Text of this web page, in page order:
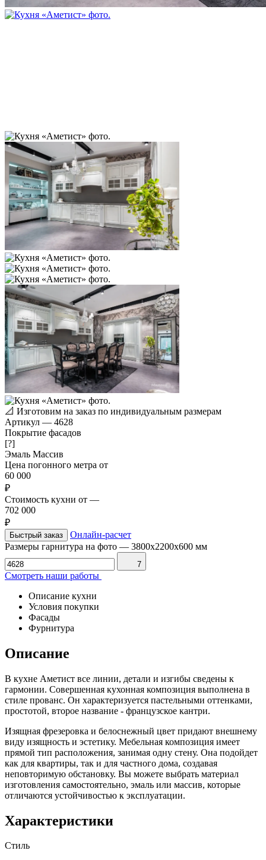
📐 Изготовим на заказ по индивидуальным размерам
Артикул — 4628
Покрытие фасадов
[?]
Эмаль Массив
Цена погонного метра от
60 000
₽
Стоимость кухни от —
702 000
₽
Быстрый заказ
Онлайн-расчет
Размеры гарнитура на фото — 3800х2200х600 мм
7
Смотреть наши работы
Описание кухни
Условия покупки
Фасады
Фурнитура
Описание
В кухне Аметист все линии, детали и изгибы сведены к
гармонии. Совершенная кухонная композиция выполнена в
стиле прованс. Он характеризуется пастельными оттенками,
простотой, второе название - французское кантри.
Изящная фрезеровка и белоснежный цвет придают внешнему
виду изящность и эстетику. Мебельная композиция имеет
прямой тип расположения, занимая одну стену. Она подойдет
как для квартиры, так и для частного дома, создавая
неповторимую обстановку. Вы можете выбрать материал
изготовления самостоятельно, эмаль или массив, которые
отличаются устойчивостью к эксплуатации.
Характеристики
Стиль